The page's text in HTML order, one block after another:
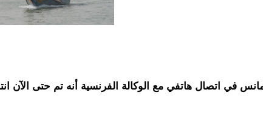
في اتصال هاتفي مع الوكالة الفرنسية أنه تم حتى الآن